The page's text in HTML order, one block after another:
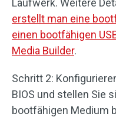
erstellt man eine
einen bootfähigen
Media Builder.
Schritt 2:
BIOS und stellen Sie
bootfähigen Medium